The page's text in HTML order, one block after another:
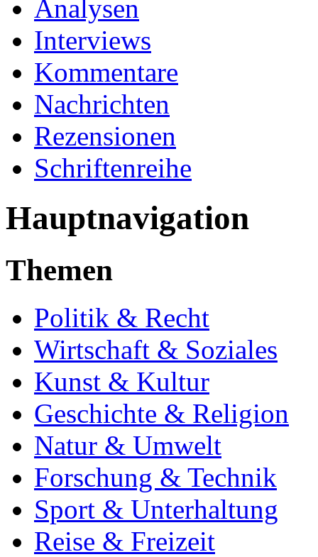
Analysen
Interviews
Kommentare
Nachrichten
Rezensionen
Schriftenreihe
Hauptnavigation
Themen
Politik & Recht
Wirtschaft & Soziales
Kunst & Kultur
Geschichte & Religion
Natur & Umwelt
Forschung & Technik
Sport & Unterhaltung
Reise & Freizeit